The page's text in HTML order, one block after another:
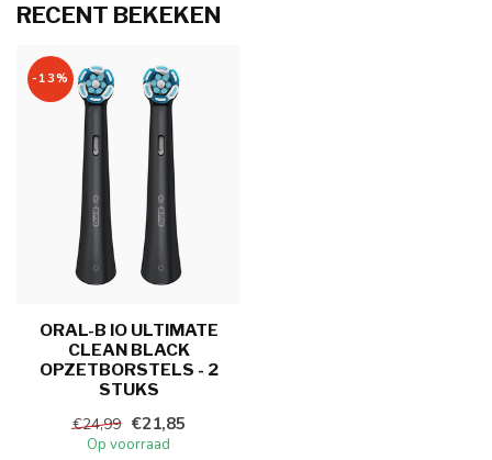
RECENT BEKEKEN
-13%
ORAL-B IO ULTIMATE
CLEAN BLACK
OPZETBORSTELS - 2
STUKS
€24,99 €21,85
Op voorraad